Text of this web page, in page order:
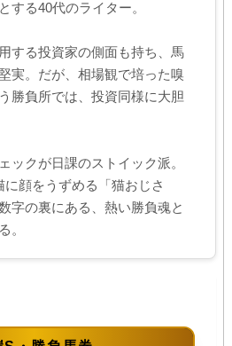
する40代のライター。
する投資家の側面も持ち、馬
実。だが、相場観で培った嗅
勝負所では、投資同様に大胆
ックが日課のストイック派。
顔をうずめる「猫おじさ
字の裏にある、熱い勝負魂と
。